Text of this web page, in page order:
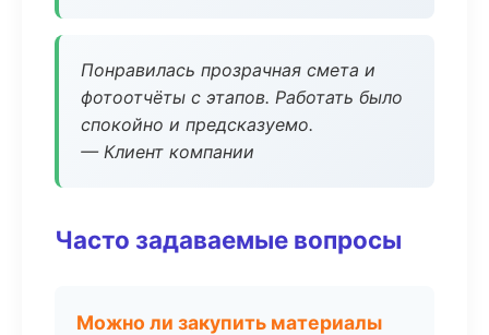
Понравилась прозрачная смета и
фотоотчёты с этапов. Работать было
спокойно и предсказуемо.
— Клиент компании
Часто задаваемые вопросы
Можно ли закупить материалы